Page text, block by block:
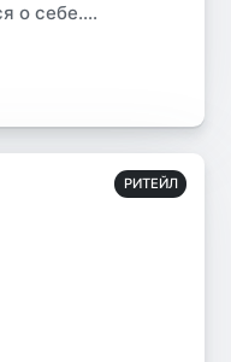
о себе....
РИТЕЙЛ